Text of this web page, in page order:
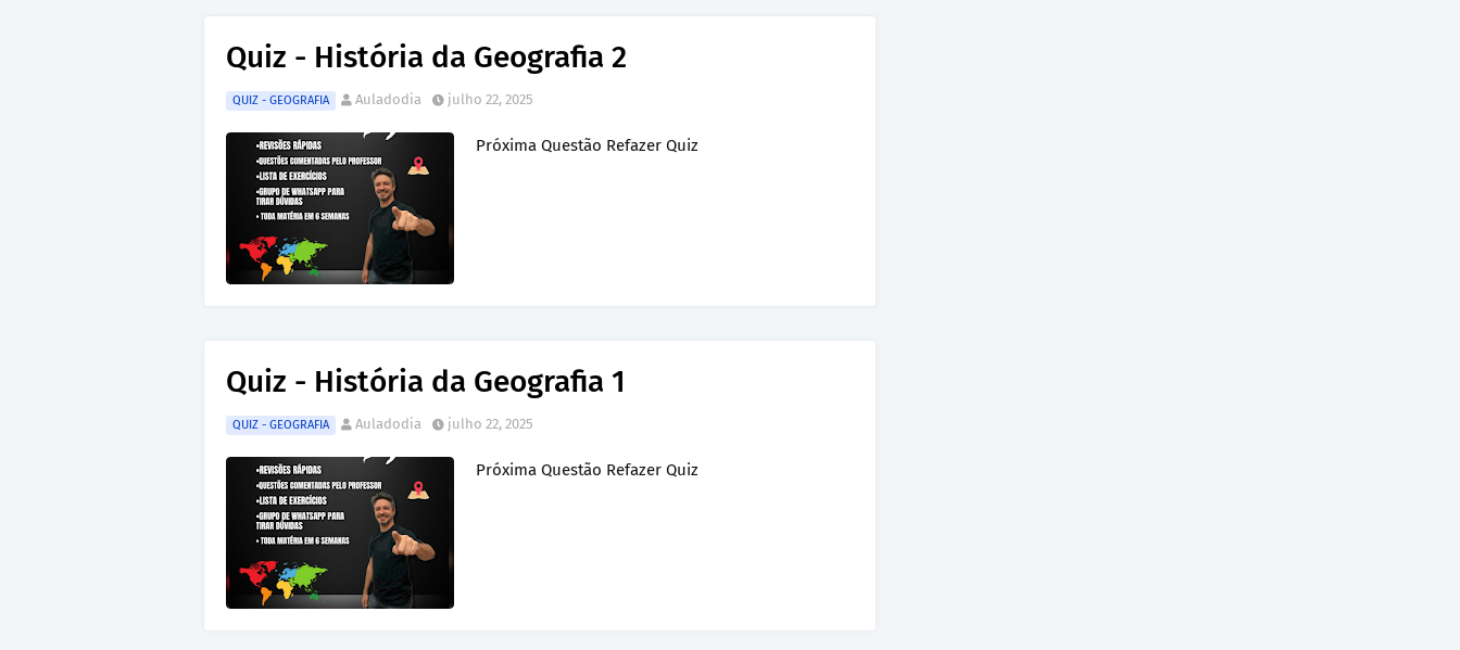
Quiz - História da Geografia 2
QUIZ - GEOGRAFIA Auladodia julho 22, 2025
Próxima Questão Refazer Quiz
Quiz - História da Geografia 1
QUIZ - GEOGRAFIA Auladodia julho 22, 2025
Próxima Questão Refazer Quiz